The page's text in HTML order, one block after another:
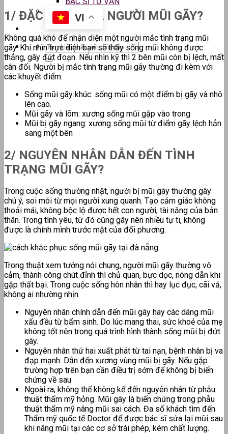
VI
1/ ĐẶC ĐIỂM CỦA NGƯỜI MŨI GÃY?
Không quá khó để nhận diện một người mắc tình trạng mũi
gãy. Khi nhìn trực diện bạn sẽ thấy sống mũi không được
thẳng, gãy đứt đoạn. Nếu nhìn kỹ thì 2 bên mũi còn bị lệch, mất
cân đối. Người bị mắc tình trạng mũi gãy thường đi kèm với
các khuyết điểm:
Sống mũi gãy khúc: sống mũi có một điểm bị gãy và nhô
lên cao.
Mũi gãy và lõm: xương sống mũi gập vào trong
Mũi bị gãy ngang: xương sống mũi từ điểm gãy lệch hẳn
sang một bên
2/ NGUYÊN NHÂN DẪN ĐẾN TÌNH
TRẠNG MŨI GÃY?
Trong cuộc sống thường nhật, người bị mũi gãy thường gây
chú ý, soi mói từ mọi người xung quanh. Tạo cảm giác không
thoải mái, không bộc lộ được hết con người, tài năng của bản
thân. Trong tình yêu, từ đó cũng gây nên nhiều tự ti, không
được là chính mình trước mặt của đối phương.
Trong thuật xem tướng nói chung, người mũi gãy thường vô
cảm, thành công chút đỉnh thì chủ quan, bực dọc, nóng dẫn khi
gặp thất bại. Trong cuộc sống hôn nhân thì hay lục đục, cãi vả,
không ai nhường nhịn.
Nguyên nhân chính dẫn đến mũi gãy hay các dáng mũi
xấu đều từ bẩm sinh. Do lúc mang thai, sức khoẻ của mẹ
không tốt nên trong quá trình hình thành sống mũi bị đứt
gãy.
Nguyên nhân thứ hai xuất phát từ tai nạn, bệnh nhân bị va
đạp mạnh. Dẫn đến xương vùng mũi bị gãy. Nếu gặp
trường hợp trên bạn cần điều trị sớm để không bị biến
chứng về sau
Ngoài ra, không thể không kể đến nguyên nhân từ phẫu
thuật thẩm mỹ hỏng. Mũi gãy là biến chứng trong phẫu
thuật thẩm mỹ nâng mũi sai cách. Đa số khách tìm đến
Thẩm mỹ quốc tế Doctor để được bác sĩ sửa lại mũi sau
khi nâng mũi tại các cơ sở trái phép, kém chất lượng.